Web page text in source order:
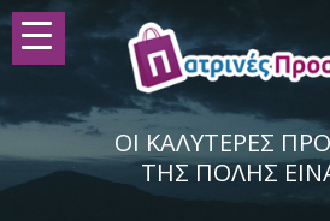
ΟΙ ΚΑΛΥΤΕΡΕΣ
ΤΗΣ ΠΟΛΗΣ